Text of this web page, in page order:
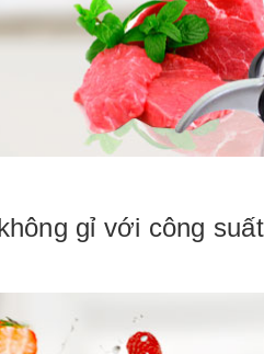
gỉ với công